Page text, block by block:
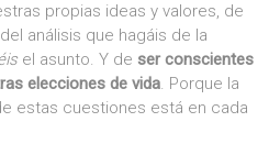
propias ideas y valores, de
análisis que hagáis de la
el asunto. Y de ser conscientes
elecciones de vida. Porque la
estas cuestiones está en cada